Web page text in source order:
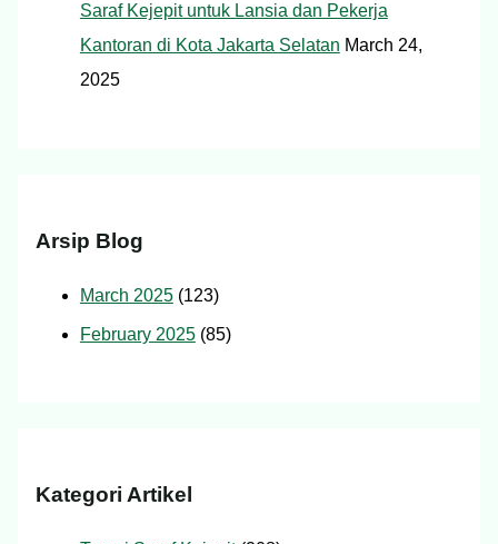
Saraf Kejepit untuk Lansia dan Pekerja
Kantoran di Kota Jakarta Selatan March 24,
2025
Arsip Blog
March 2025(123)
February 2025(85)
Kategori Artikel